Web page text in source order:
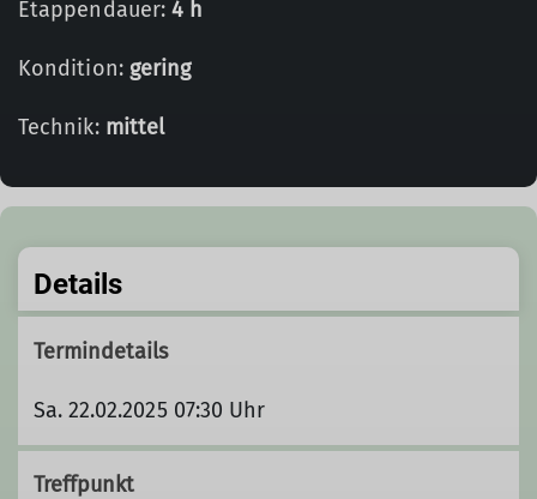
Etappendauer:4 h
Kondition: gering
Technik: mittel
Details
Termindetails
Sa. 22.02.2025 07:30 Uhr
Treffpunkt